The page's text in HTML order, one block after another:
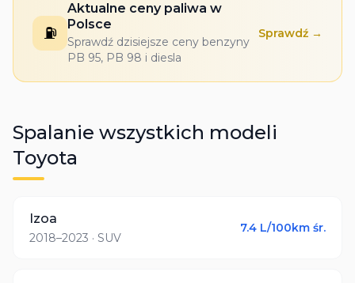
⛽
Aktualne ceny paliwa w
Polsce
Sprawdź dzisiejsze ceny benzyny
PB 95, PB 98 i diesla
Sprawdź →
Spalanie wszystkich modeli
Toyota
Izoa
2018–2023 · SUV
7.4 L/100km śr.